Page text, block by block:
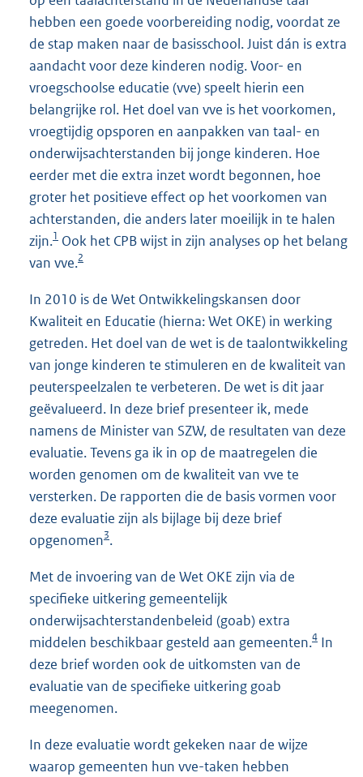
hebben een goede voorbereiding nodig, voordat ze
de stap maken naar de basisschool. Juist dán is extra
aandacht voor deze kinderen nodig. Voor- en
vroegschoolse educatie (vve) speelt hierin een
belangrijke rol. Het doel van vve is het voorkomen,
vroegtijdig opsporen en aanpakken van taal- en
onderwijsachterstanden bij jonge kinderen. Hoe
eerder met die extra inzet wordt begonnen, hoe
groter het positieve effect op het voorkomen van
achterstanden, die anders later moeilijk in te halen
zijn.1 Ook het CPB wijst in zijn analyses op het belang
van vve.2
In 2010 is de Wet Ontwikkelingskansen door
Kwaliteit en Educatie (hierna: Wet OKE) in werking
getreden. Het doel van de wet is de taalontwikkeling
van jonge kinderen te stimuleren en de kwaliteit van
peuterspeelzalen te verbeteren. De wet is dit jaar
geëvalueerd. In deze brief presenteer ik, mede
namens de Minister van SZW, de resultaten van deze
evaluatie. Tevens ga ik in op de maatregelen die
worden genomen om de kwaliteit van vve te
versterken. De rapporten die de basis vormen voor
deze evaluatie zijn als bijlage bij deze brief
opgenomen3.
Met de invoering van de Wet OKE zijn via de
specifieke uitkering gemeentelijk
onderwijsachterstandenbeleid (goab) extra
middelen beschikbaar gesteld aan gemeenten.4 In
deze brief worden ook de uitkomsten van de
evaluatie van de specifieke uitkering goab
meegenomen.
In deze evaluatie wordt gekeken naar de wijze
waarop gemeenten hun vve-taken hebben